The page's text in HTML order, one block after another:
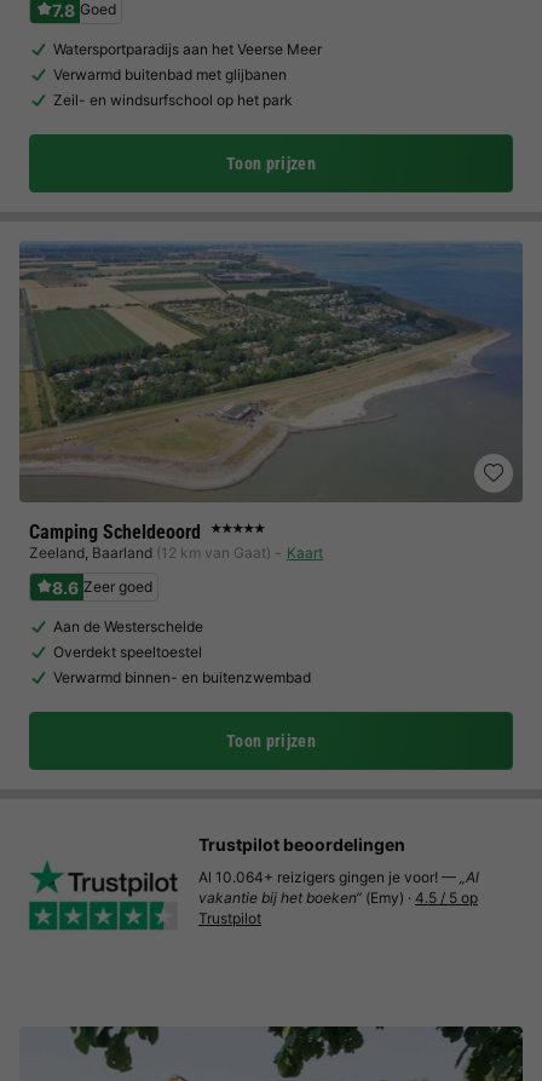
7.8 Goed
Watersportparadijs aan het Veerse Meer
Verwarmd buitenbad met glijbanen
Zeil- en windsurfschool op het park
Toon prijzen
Camping Scheldeoord ★★★★★
Zeeland, Baarland (12 km van Gaat) Kaart
8.6 Zeer goed
Aan de Westerschelde
Overdekt speeltoestel
Verwarmd binnen- en buitenzwembad
Toon prijzen
Trustpilot beoordelingen
Al 10.064+ reizigers gingen je voor! — „Al
vakantie bij het boeken“ (Emy) · 4.5 / 5 op
Trustpilot